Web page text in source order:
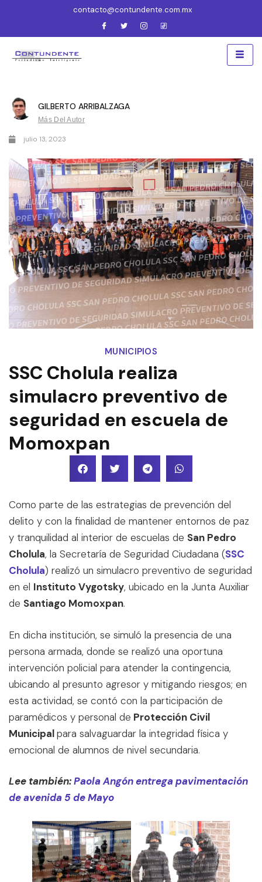
contacto@contundente.com.mx
GILBERTO ARRIBALZAGA
Más Del Autor
julio 13, 2023
MUNICIPIOS
SSC Cholula realiza
simulacro preventivo de
seguridad en escuela de
Momoxpan
Como parte de las estrategias de prevención del
delito y con la finalidad de mantener entornos de paz
y tranquilidad al interior de escuelas de San Pedro
Cholula, la Secretaría de Seguridad Ciudadana (SSC
Cholula) realizó un simulacro preventivo de seguridad
en el Instituto Vygotsky, ubicado en la Junta Auxiliar
de Santiago Momoxpan.
En dicha institución, se simuló la presencia de una
persona armada, donde se realizó una oportuna
intervención policial para atender la contingencia,
ubicando al presunto agresor y mitigando riesgos; en
esta actividad, se contó con la participación de
paramédicos y personal de Protección Civil
Municipalpara salvaguardar la integridad física y
emocional de alumnos de nivel secundaria.
Lee también:Paola Angón entrega pavimentación
de avenida 5 de Mayo